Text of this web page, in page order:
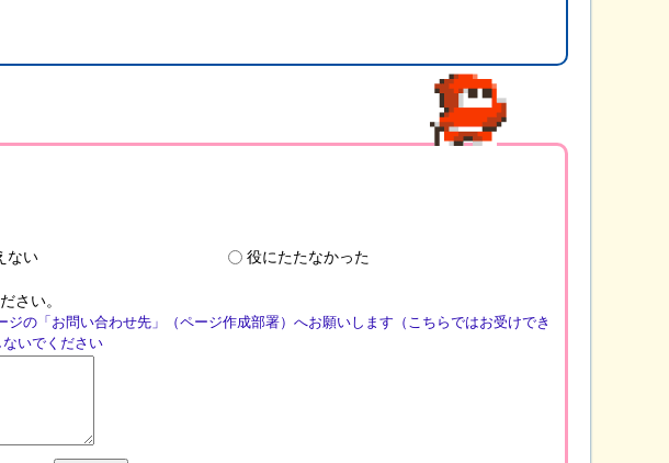
ない 役にたたなかった
さい。
ジの「お問い合わせ先」（ページ作成部署）へお願いします（こちらではお受けでき
いでください